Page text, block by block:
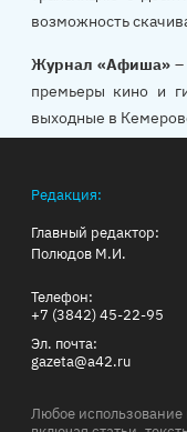
возможность
Журнал «Афиша»–
премьеры кино и
выходные в
Редакция:
Главный редактор:
Полюдов М.И.
Телефон:
+7 (3842) 45-22-95
Эл. почта:
gazeta@a42.ru
Любое